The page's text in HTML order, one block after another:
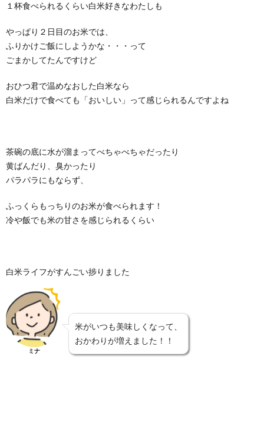
１杯食べられるくらい白米好きなわたしも
やっぱり２日目のお米では、
ふりかけご飯にしようかな・・・って
ごまかしてたんですけど
おひつ君で温めなおした白米なら
白米だけで食べても「おいしい」って感じられるんですよね
茶碗の底に水が溜まってべちゃべちゃだったり
黄ばんだり、臭かったり
パラパラにもならず、
ふっくらもっちりのお米が食べられます！
冷や飯でも米の甘さを感じられるくらい
白米ライフがすんごい捗りました
ミナ
米がいつも美味しくなって、
おかわりが増えました！！